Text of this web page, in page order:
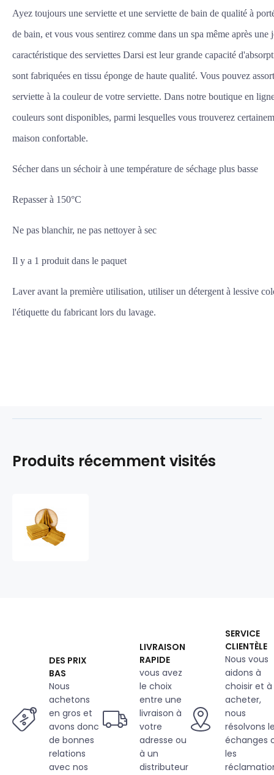
Ayez toujours une serviette et une serviette de bain de qualité à
de bain, et vous vous sentirez comme dans un spa même après une
caractéristique des serviettes Darsi est leur grande capacité
sont fabriquées en tissu éponge de haute qualité. Vous pouvez
serviette à la couleur de votre serviette. Dans notre boutique en
couleurs sont disponibles, parmi lesquelles vous trouverez
maison confortable.
Sécher dans un séchoir à une température de séchage plus basse
Repasser à 150°C
Ne pas blanchir, ne pas nettoyer à sec
Il y a 1 produit dans le paquet
Laver avant la première utilisation, utiliser un détergent à lessive
l'étiquette du fabricant lors du lavage.
Produits récemment visités
DES PRIX
BAS
Nous
achetons
en gros et
avons donc
de bonnes
relations
avec nos
LIVRAISON
RAPIDE
vous avez
le choix
entre une
livraison à
votre
adresse ou
à un
distributeur
SERVICE
CLIENTÈLE
Nous vous
aidons à
choisir et à
acheter,
nous
résolvons
échanges
les